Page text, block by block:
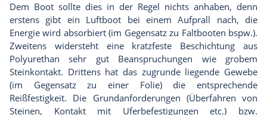
Dem Boot sollte dies in der Regel nichts anhaben, denn
erstens gibt ein Luftboot bei einem Aufprall nach, die
Energie wird absorbiert (im Gegensatz zu Faltbooten bspw.).
Zweitens widersteht eine kratzfeste Beschichtung aus
Polyurethan sehr gut Beanspruchungen wie grobem
Steinkontakt. Drittens hat das zugrunde liegende Gewebe
(im Gegensatz zu einer Folie) die entsprechende
Reißfestigkeit. Die Grundanforderungen (Überfahren von
Steinen, Kontakt mit Uferbefestigungen etc.) bzw.